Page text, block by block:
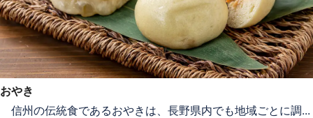
おやき
信州の伝統食であるおやきは、長野県内でも地域ごとに調...